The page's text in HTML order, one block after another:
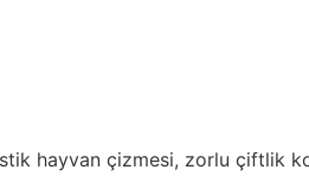
hayvan çizmesi, zorlu çiftlik